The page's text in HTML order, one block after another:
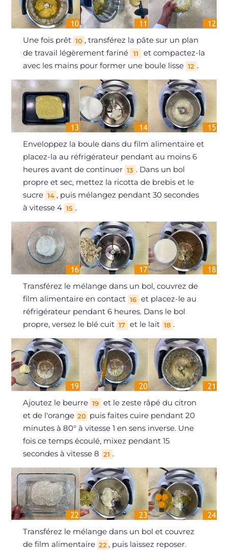
Une fois prêt 10 , transférez la pâte sur un plan
de travail légèrement fariné
11
et compactez-la
avec les mains pour former une boule lisse 12 .
Enveloppez la boule dans du film alimentaire et
placez-la au réfrigérateur pendant au moins 6
heures avant de continuer 13 . Dans un bol
propre et sec, mettez la ricotta de brebis et le
sucre 14 , puis mélangez pendant 30 secondes
à vitesse 4 15 .
Transférez le mélange dans un bol, couvrez de
film alimentaire en contact 16 et placez-le au
réfrigérateur pendant 6 heures. Dans le bol
propre, versez le blé cuit 17 et le lait 18 .
Ajoutez le beurre 19 et le zeste râpé du citron
et de l'orange 20 puis faites cuire pendant 20
minutes à 80° à vitesse 1 en sens inverse. Une
fois ce temps écoulé, mixez pendant 15
secondes à vitesse 8 21 .
Transférez le mélange dans un bol et couvrez
de film alimentaire 22 , puis laissez reposer.